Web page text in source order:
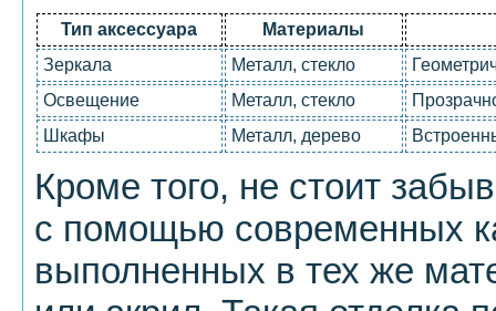
Тип аксессуара
Материалы
Зеркала
Металл, стекло
Освещение
Металл, стекло
Шкафы
Металл, дерево
Кроме того, не стоит
с помощью современных
выполненных в тех же